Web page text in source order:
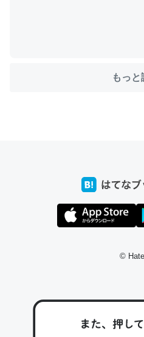
たいなのでネット環境作った
https://
コミュニケーションが劇的に変化
で、気になる場合はにんにく
─野菜が止まらなくなる南フランス
ース」の作り方をビストロ居酒屋の
スペインにもアリオリソース
けど、読み方が違うだけで同
もっと
©